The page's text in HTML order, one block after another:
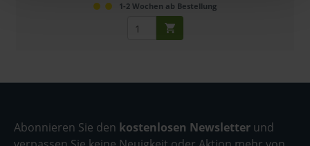
1-2 Wochen ab Bestellung
Abonnieren Sie den kostenlosen Newsletter und